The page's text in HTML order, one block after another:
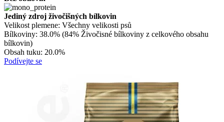
Jediný zdroj živočišných bílkovin
Velikost plemene: Všechny velikosti psů
Bílkoviny: 38.0% (84% Živočisné bílkoviny z celkového obsahu
bílkovin)
Obsah tuku: 20.0%
Podívejte se